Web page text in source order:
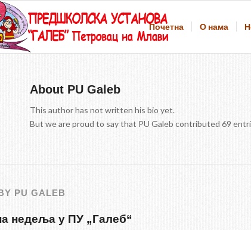
Почетна О нама
About PU Galeb
This author has not written his bio yet.
But we are proud to say that PU Galeb contributed 69
PU GALEB
недеља у ПУ „Галеб“